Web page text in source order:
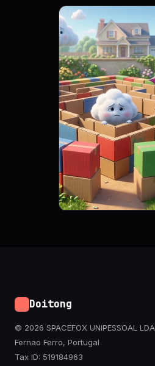
Doitong
© 2026 SPACEFOX UNIPESSOAL LDA
Fernao Ferro, Portugal
Tax ID: 519184963